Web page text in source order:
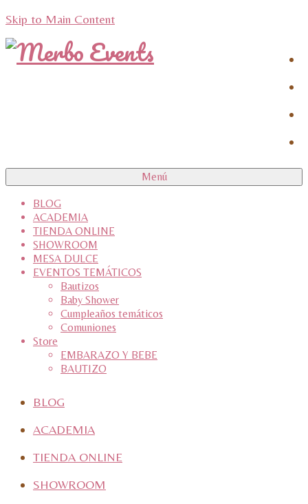
Skip to Main Content
Menú
BLOG
ACADEMIA
TIENDA ONLINE
SHOWROOM
MESA DULCE
EVENTOS TEMÁTICOS
Bautizos
Baby Shower
Cumpleaños temáticos
Comuniones
Store
EMBARAZO Y BEBE
BAUTIZO
BLOG
ACADEMIA
TIENDA ONLINE
SHOWROOM